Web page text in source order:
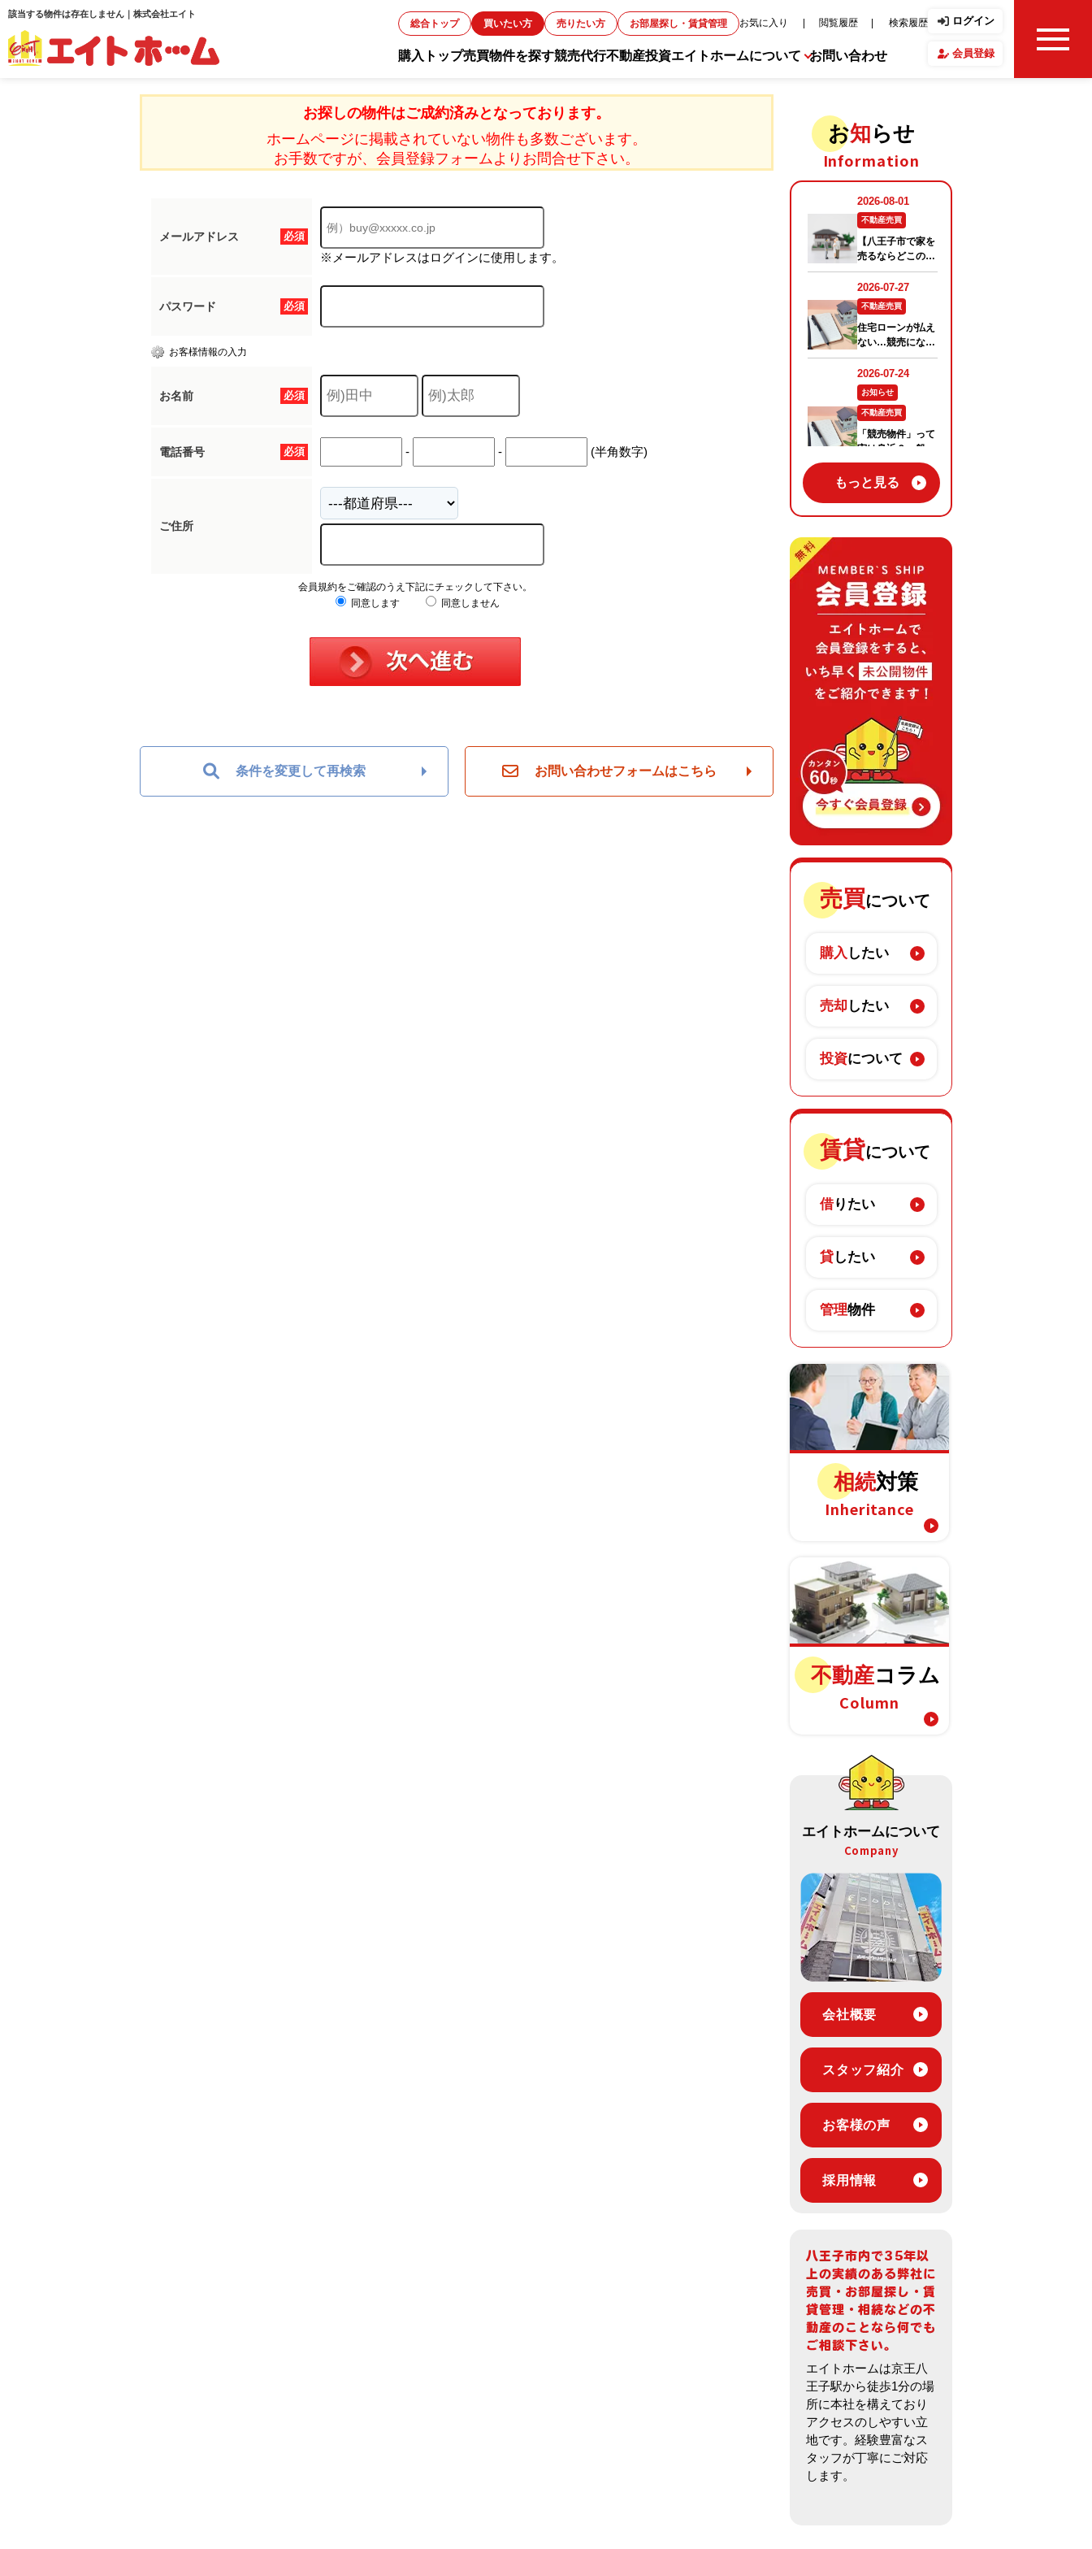
該当する物件は存在しません｜株式会社エイト
総合トップ 買いたい方 売りたい方 お部屋探し・賃貸管理 お気に入り 閲覧履歴 検索履歴
購入トップ売買物件を探す競売代行不動産投資エイトホームについて お問い合わせ
ログイン
会員登録
お探しの物件はご成約済みとなっております。
ホームページに掲載されていない物件も多数ございます。
お手数ですが、会員登録フォームよりお問合せ下さい。
必須
メールアドレス
※メールアドレスはログインに使用します。
必須
パスワード
お客様情報の入力
必須
お名前
必須
電話番号 - - (半角数字)
ご住所
会員規約をご確認のうえ下記にチェックして下さい。
同意します
同意しません
条件を変更して再検索 お問い合わせフォームはこちら
お知らせ
Information
もっと見る
売買について
購入 したい
売却したい
投資について
賃貸について
借りたい
貸したい
管理物件
相続対策
Inheritance
不動産コラム
Column
エイトホームについて
Company
会社概要
スタッフ紹介
お客様の声
採用情報
エイトホームは京王八
王子駅から徒歩1分の場
所に本社を構えており
アクセスのしやすい立
地です。経験豊富なス
タッフが丁寧にご対応
します。